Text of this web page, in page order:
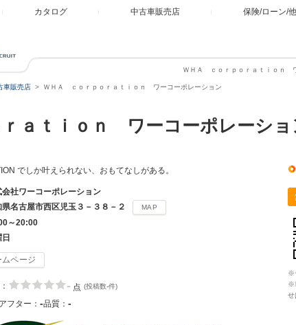
カタログ 中古車販売店 保険/ローン/他
ＷＨＡ ｃｏｒｐｏｒａｔｉｏｎ
車販売店 ＷＨＡ ｃｏｒｐｏｒａｔｉｏｎ ワーコーポレーション
ａｔｉｏｎ ワーコーポレーシ
でしか叶えられない、おもてなしがある。
会社ワーコーポレーション
県名古屋市西区児玉３－３８－２ MAP
～20:00
ページ
- 点 (投稿数-件)
アフター： -品質： -
※
※
せ